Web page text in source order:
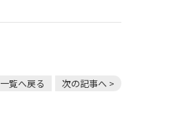
一覧へ戻る 次の記事へ >